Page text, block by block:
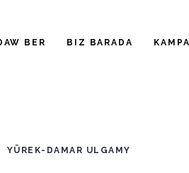
BER BIZ BARADA
YÜREK-DAMAR ULGAMY